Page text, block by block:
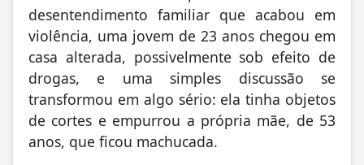
desentendimento familiar que acabou em
violência, uma jovem de 23 anos chegou em
casa alterada, possivelmente sob efeito de
drogas, e uma simples discussão se
transformou em algo sério: ela tinha objetos
de cortes e empurrou a própria mãe, de 53
anos, que ficou machucada.